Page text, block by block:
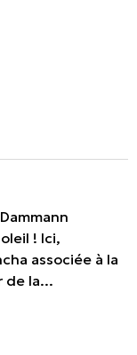
! Ici,
associée à la
de la...